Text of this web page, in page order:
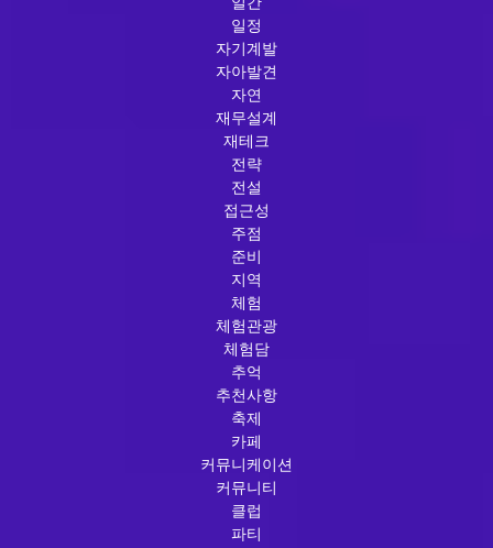
일정
자기계발
자아발견
자연
재무설계
재테크
전략
전설
접근성
주점
준비
지역
체험
체험관광
체험담
추억
추천사항
축제
카페
커뮤니케이션
커뮤니티
클럽
파티